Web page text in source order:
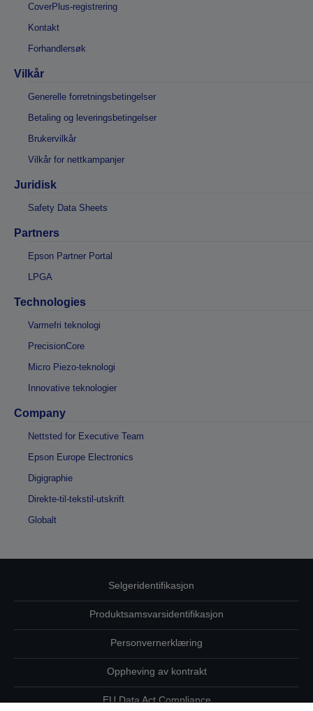
CoverPlus-registrering
Kontakt
Forhandlersøk
Vilkår
Generelle forretningsbetingelser
Betaling og leveringsbetingelser
Brukervilkår
Vilkår for nettkampanjer
Juridisk
Safety Data Sheets
Partners
Epson Partner Portal
LPGA
Technologies
Varmefri teknologi
PrecisionCore
Micro Piezo-teknologi
Innovative teknologier
Company
Nettsted for Executive Team
Epson Europe Electronics
Digigraphie
Direkte-til-tekstil-utskrift
Globalt
Selgeridentifikasjon
Produktsamsvarsidentifikasjon
Personvernerklæring
Oppheving av kontrakt
EU Data Act Compliance